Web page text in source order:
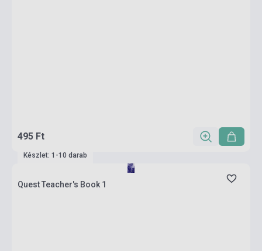
495 Ft
Készlet: 1-10 darab
Quest Teacher's Book 1